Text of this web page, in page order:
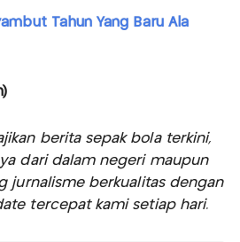
Tahun Yang Baru Ala
berita sepak bola terkini,
dari dalam negeri maupun
jurnalisme berkualitas dengan
tercepat kami setiap hari.